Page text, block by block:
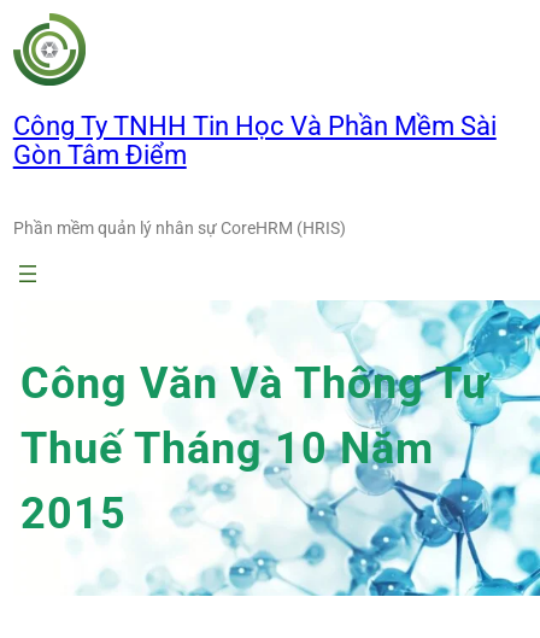
Chuyển
đến
phần
dung
Công Ty TNHH Tin Học Và Phần Mềm Sài
Gòn Tâm Điểm
Phần mềm quản lý nhân sự CoreHRM (HRIS)
Công Văn Và Thông Tư
Thuế Tháng 10 Năm
2015